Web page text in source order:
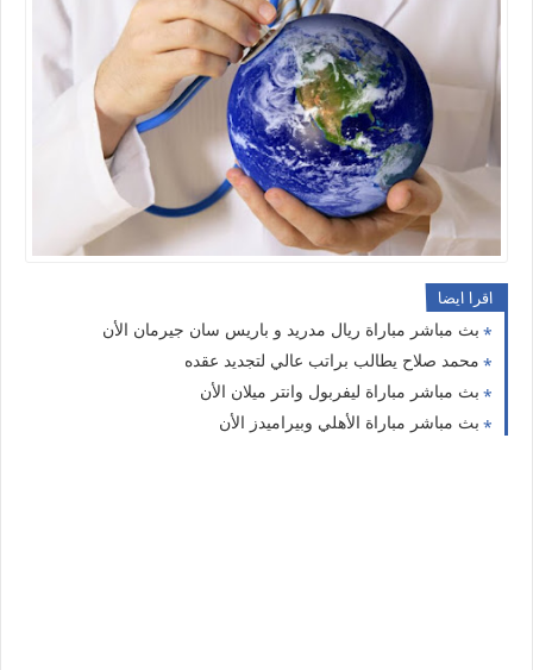
اقرا ايضا
بث مباشر مباراة ريال مدريد و باريس سان جيرمان الأن
محمد صلاح يطالب براتب عالي لتجديد عقده
بث مباشر مباراة ليفربول وانتر ميلان الأن
بث مباشر مباراة الأهلي وبيراميدز الأن